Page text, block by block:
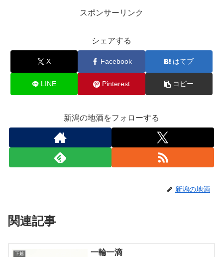
スポンサーリンク
シェアする
X Facebook はてブ
LINE Pinterest コピー
新潟の地酒をフォローする
新潟の地酒
関連記事
下越 一輪一滴